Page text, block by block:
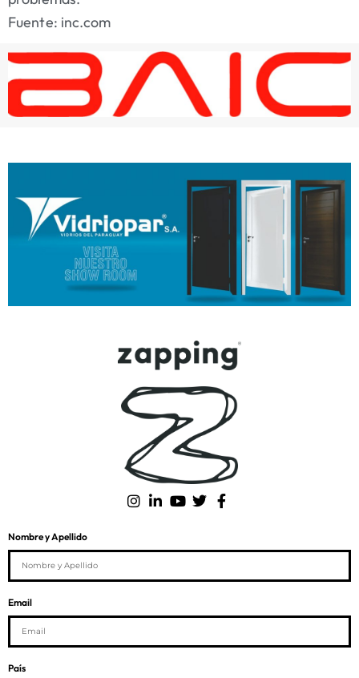
Fuente: inc.com
Nombre y Apellido
Email
País